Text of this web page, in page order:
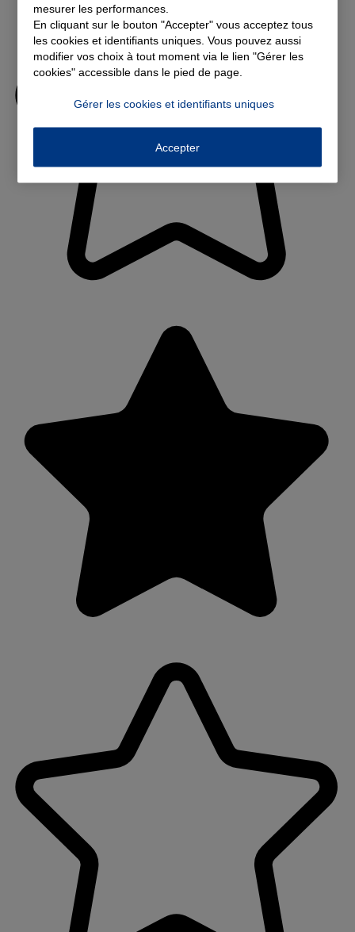
mesurer les performances.
En cliquant sur le bouton "Accepter" vous acceptez tous
les cookies et identifiants uniques. Vous pouvez aussi
modifier vos choix à tout moment via le lien "Gérer les
cookies" accessible dans le pied de page.
Gérer les cookies et identifiants uniques
Accepter